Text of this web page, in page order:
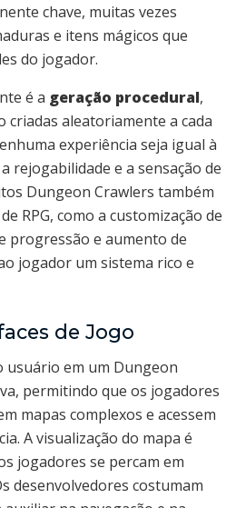
chave, muitas vezes
e itens mágicos que
do jogador.
é a geração procedural,
criadas aleatoriamente a cada
experiência seja igual à
rejogabilidade e a sensação de
Dungeon Crawlers também
RPG, como a customização de
progressão e aumento de
jogador um sistema rico e
de Jogo
usuário em um Dungeon
permitindo que os jogadores
mapas complexos e acessem
A visualização do mapa é
jogadores se percam em
desenvolvedores costumam